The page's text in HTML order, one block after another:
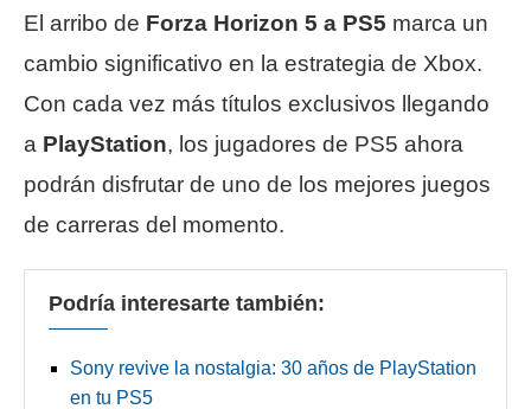
El arribo de Forza Horizon 5 a PS5 marca un
cambio significativo en la estrategia de Xbox.
Con cada vez más títulos exclusivos llegando
a PlayStation, los jugadores de PS5 ahora
podrán disfrutar de uno de los mejores juegos
de carreras del momento.
Podría interesarte también:
Sony revive la nostalgia: 30 años de PlayStation
en tu PS5